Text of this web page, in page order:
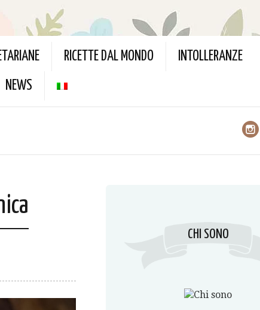
RICETTE DAL MONDO INTOLLERANZE
NEWS
CHI SONO